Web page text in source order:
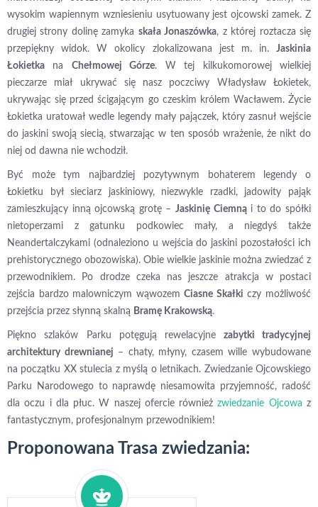
wysokim wapiennym wzniesieniu usytuowany jest ojcowski zamek. Z
drugiej strony dolinę zamyka skała Jonaszówka, z której roztacza się
przepiękny widok. W okolicy zlokalizowana jest m. in. Jaskinia
Łokietka na Chełmowej Górze. W tej kilkukomorowej wielkiej
pieczarze miał ukrywać się nasz poczciwy Władysław Łokietek,
ukrywając się przed ścigającym go czeskim królem Wacławem. Życie
Łokietka uratował wedle legendy mały pajączek, który zasnuł wejście
do jaskini swoją siecią, stwarzając w ten sposób wrażenie, że nikt do
niej od dawna nie wchodził.
Być może tym najbardziej pozytywnym bohaterem legendy o
Łokietku był sieciarz jaskiniowy, niezwykle rzadki, jadowity pająk
zamieszkujący inną ojcowską grotę – Jaskinię Ciemnąi to do spółki
nietoperzami z gatunku podkowiec mały, a niegdyś także
Neandertalczykami (odnaleziono u wejścia do jaskini pozostałości ich
prehistorycznego obozowiska). Obie wielkie jaskinie można zwiedzać z
przewodnikiem. Po drodze czeka nas jeszcze atrakcja w postaci
zejścia bardzo malowniczym wąwozemCiasne Skałki czy możliwość
przejścia przez słynną skalną Bramę Krakowską.
Piękno szlaków Parku potęgują rewelacyjne zabytki tradycyjnej
architektury drewnianej – chaty, młyny, czasem wille wybudowane
na początku XX stulecia z myślą o letnikach. Zwiedzanie Ojcowskiego
Parku Narodowego to naprawdę niesamowita przyjemność, radość
dla oczu i dla płuc. W naszej ofercie równieżzwiedzanie Ojcowa z
fantastycznym, profesjonalnym przewodnikiem!
Proponowana Trasa zwiedzania: